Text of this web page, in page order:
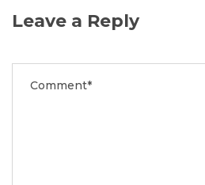
Leave a Reply